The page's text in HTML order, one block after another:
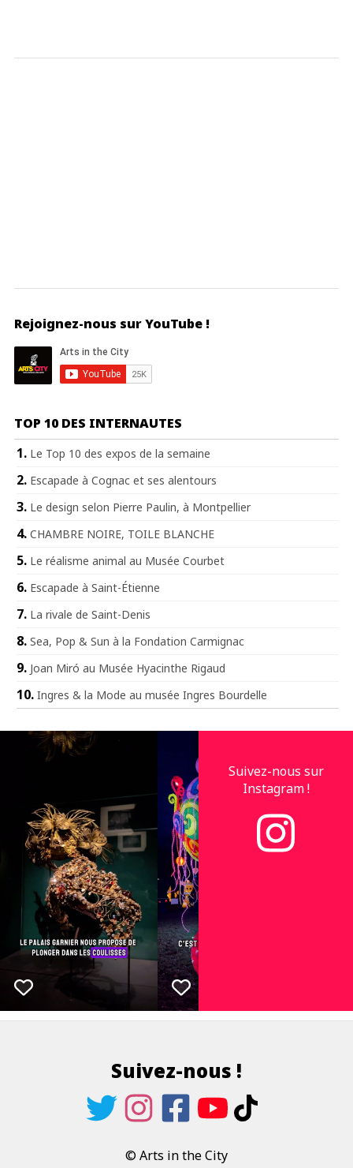
Rejoignez-nous sur YouTube !
TOP 10 DES INTERNAUTES
Le Top 10 des expos de la semaine
Escapade à Cognac et ses alentours
Le design selon Pierre Paulin, à Montpellier
CHAMBRE NOIRE, TOILE BLANCHE
Le réalisme animal au Musée Courbet
Escapade à Saint-Étienne
La rivale de Saint-Denis
Sea, Pop & Sun à la Fondation Carmignac
Joan Miró au Musée Hyacinthe Rigaud
Ingres & la Mode au musée Ingres Bourdelle
Suivez-nous sur
Instagram !
Suivez-nous !
© Arts in the City